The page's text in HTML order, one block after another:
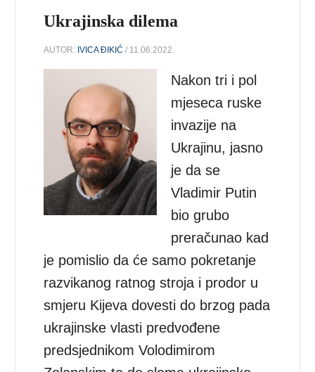
Ukrajinska dilema
AUTOR: IVICA ĐIKIĆ / 11.06.2022.
Nakon tri i pol
mjeseca ruske
invazije na
Ukrajinu, jasno
je da se
Vladimir Putin
bio grubo
preračunao kad
je pomislio da će samo pokretanje
razvikanog ratnog stroja i prodor u
smjeru Kijeva dovesti do brzog pada
ukrajinske vlasti predvođene
predsjednikom Volodimirom